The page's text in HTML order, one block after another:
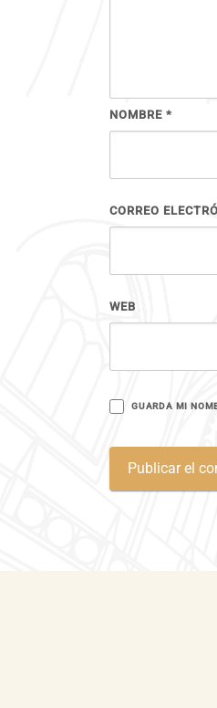
NOMBRE *
CORREO
WEB
GUARDA MI